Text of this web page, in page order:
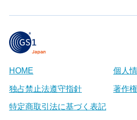
HOME 個人
独占禁止法遵守指針 著作
特定商取引法に基づく表記